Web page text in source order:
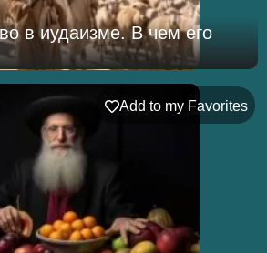
в иудаизме. В чем его
Add to my Favorites